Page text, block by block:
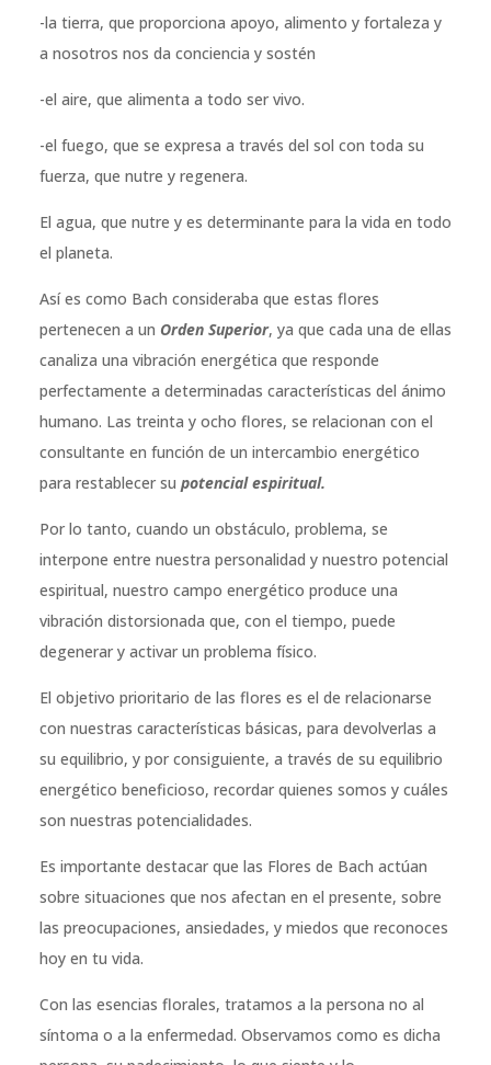
-la tierra, que proporciona apoyo, alimento y fortaleza y
a nosotros nos da conciencia y sostén
-el aire, que alimenta a todo ser vivo.
-el fuego, que se expresa a través del sol con toda su
fuerza, que nutre y regenera.
El agua, que nutre y es determinante para la vida en todo
el planeta.
Así es como Bach consideraba que estas flores
pertenecen a un Orden Superior, ya que cada una de ellas
canaliza una vibración energética que responde
perfectamente a determinadas características del ánimo
humano. Las treinta y ocho flores, se relacionan con el
consultante en función de un intercambio energético
para restablecer su potencial espiritual.
Por lo tanto, cuando un obstáculo, problema, se
interpone entre nuestra personalidad y nuestro potencial
espiritual, nuestro campo energético produce una
vibración distorsionada que, con el tiempo, puede
degenerar y activar un problema físico.
El objetivo prioritario de las flores es el de relacionarse
con nuestras características básicas, para devolverlas a
su equilibrio, y por consiguiente, a través de su equilibrio
energético beneficioso, recordar quienes somos y cuáles
son nuestras potencialidades.
Es importante destacar que las Flores de Bach actúan
sobre situaciones que nos afectan en el presente, sobre
las preocupaciones, ansiedades, y miedos que reconoces
hoy en tu vida.
Con las esencias florales, tratamos a la persona no al
síntoma o a la enfermedad. Observamos como es dicha